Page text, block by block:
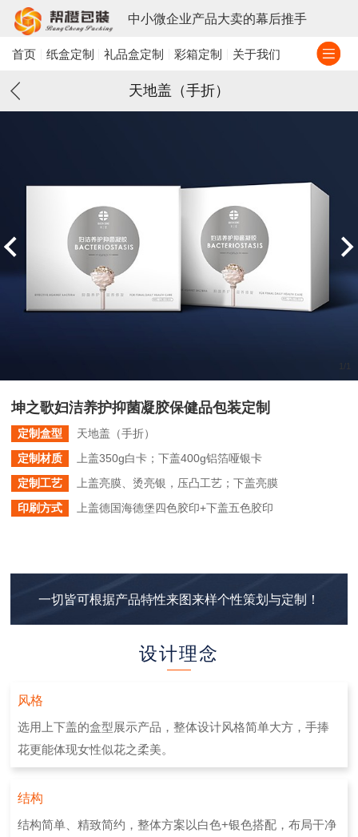
中小微企业产品大卖的幕后推手
首页 纸盒定制 礼品盒定制 彩箱定制 关于我们
天地盖（手折）
/
坤之歌妇洁养护抑菌凝胶保健品包装定制
定制盒型
天地盖（手折）
定制材质
上盖350g白卡；下盖400g铝箔哑银卡
定制工艺
上盖亮膜、烫亮银，压凸工艺；下盖亮膜
印刷方式
上盖德国海德堡四色胶印+下盖五色胶印
一切皆可根据产品特性来图来样个性策划与定制！
设计理念
风格
选用上下盖的盒型展示产品，整体设计风格简单大方，手捧
花更能体现女性似花之柔美。
结构
结构简单、精致简约，整体方案以白色+银色搭配，布局干净